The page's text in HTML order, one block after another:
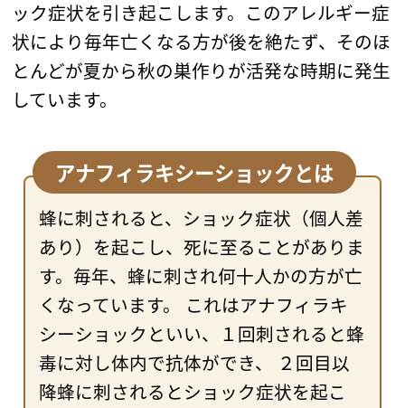
ック症状を引き起こします。このアレルギー症
状により毎年亡くなる方が後を絶たず、そのほ
とんどが夏から秋の巣作りが活発な時期に発生
しています。
アナフィラキシーショックとは
蜂に刺されると、ショック症状（個人差
あり）を起こし、死に至ることがありま
す。毎年、蜂に刺され何十人かの方が亡
くなっています。 これはアナフィラキ
シーショックといい、１回刺されると蜂
毒に対し体内で抗体ができ、 ２回目以
降蜂に刺されるとショック症状を起こ